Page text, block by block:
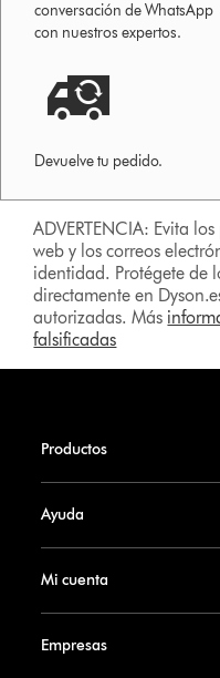
conversación de WhatsApp
con nuestros expertos.
Devuelve tu pedido.
ADVERTENCIA: Evita
web y los correos
identidad. Protégete de
directamente en
autorizadas. Más
falsificadas
Productos
Ayuda
Mi cuenta
Empresas